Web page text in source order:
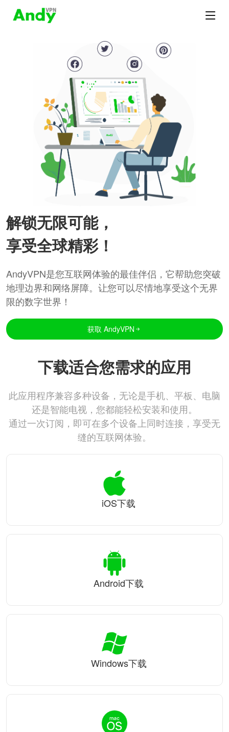
解锁无限可能，
享受全球精彩！
AndyVPN是您互联网体验的最佳伴侣，它帮助您突破
地理边界和网络屏障。让您可以尽情地享受这个无界
限的数字世界！
获取 AndyVPN
下载适合您需求的应用
此应用程序兼容多种设备，无论是手机、平板、电脑
还是智能电视，您都能轻松安装和使用。
通过一次订阅，即可在多个设备上同时连接，享受无
缝的互联网体验。
iOS下载
Android下载
Windows下载